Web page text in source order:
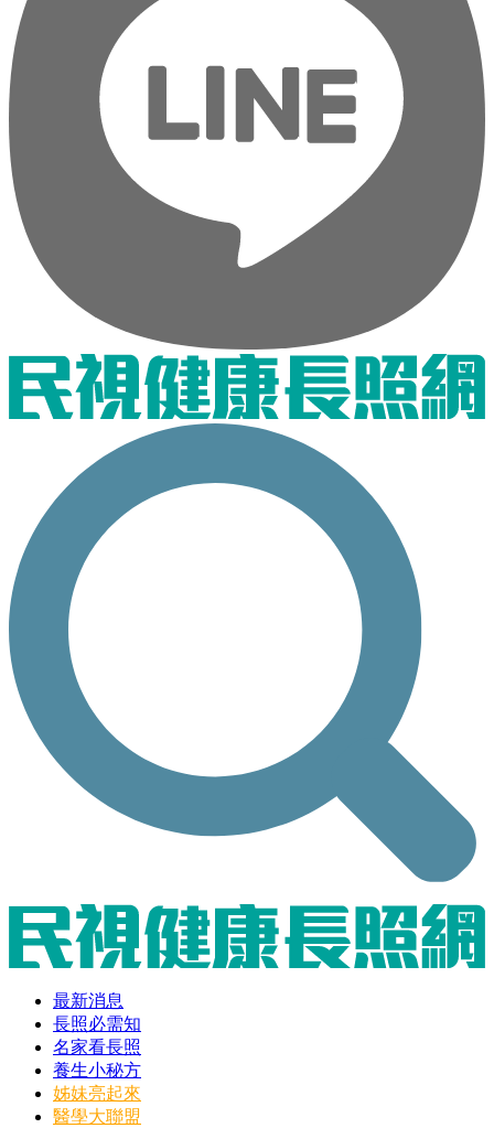
最新消息
長照必需知
名家看長照
養生小秘方
姊妹亮起來
醫學大聯盟